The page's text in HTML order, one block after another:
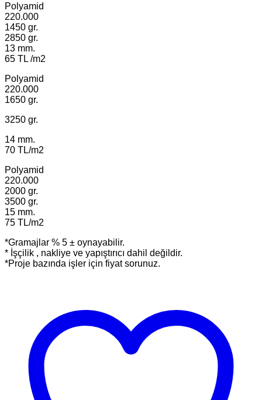
Polyamid
220.000
1450 gr.
2850 gr.
13 mm.
65 TL /m2
Polyamid
220.000
1650 gr.
3250 gr.
14 mm.
70 TL/m2
Polyamid
220.000
2000 gr.
3500 gr.
15 mm.
75 TL/m2
*Gramajlar % 5 ± oynayabilir.
* İşçilik , nakliye ve yapıştırıcı dahil değildir.
*Proje bazında işler için fiyat sorunuz.